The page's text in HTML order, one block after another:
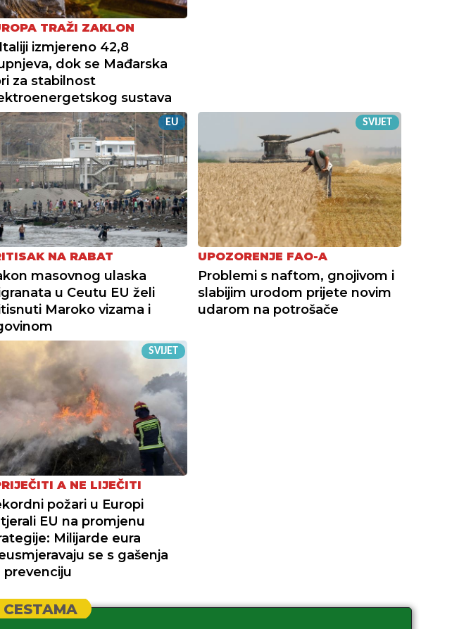
TRAŽI ZAKLON
izmjereno 42,8
dok se Mađarska
za stabilnost
sustava
EU
NA RABAT
masovnog ulaska
u Ceutu EU želi
Maroko vizama i
SVIJET
UPOZORENJE FAO-A
Problemi s naftom, gnojivom i
slabijim urodom prijete novim
udarom na potrošače
SVIJET
A NE LIJEČITI
požari u Europi
EU na promjenu
Milijarde eura
se s gašenja
prevenciju